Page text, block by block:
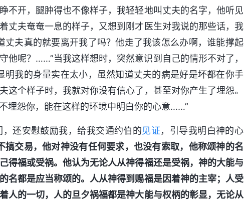
不开，腿肿得也不像样子，我轻轻地叫丈夫的名字，他听见
丈夫奄奄一息的样子，又想到刚才医生对我说的那些话，我
丈夫真的就要离开我了吗？他走了我该怎么办啊，谁能撑起
他呢？……”当我这样想时，突然意识到自己的情形不对了，
明我的身量实在太小，虽然知道丈夫的病是好是坏都在你手
个样子时，我就对你没有信心了，甚至对你产生了埋怨。
埋怨你，能在这样的环境中明白你的心意……”
还安慰鼓励我，给我交通约伯的见证，引导我明白神的心
搞交易，他对神没有任何要求，也没有索取，他称颂神的名
得福或受祸。他认为无论人从神得福还是受祸，神的大能与
名都是应当称颂的。人从神得到赐福是因着神的主宰；人受
人的一切，人的旦夕祸福都是神大能与权柄的彰显，无论从